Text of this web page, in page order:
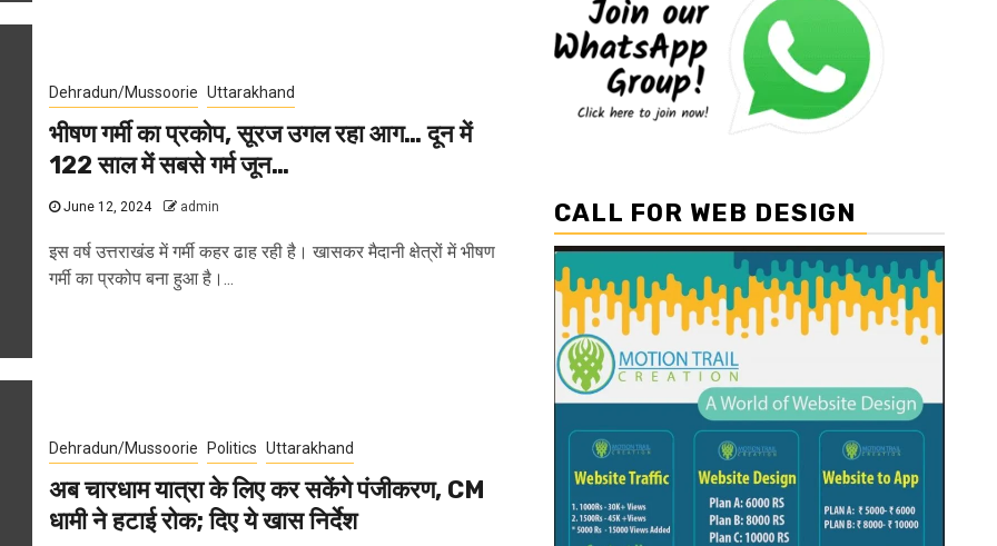
Dehradun/Mussoorie Uttarakhand
भीषण गर्मी का प्रकोप, सूरज उगल रहा आग… दून में
122 साल में सबसे गर्म जून…
June 12, 2024 admin
इस वर्ष उत्तराखंड में गर्मी कहर ढाह रही है। खासकर मैदानी क्षेत्रों में भीषण
गर्मी का प्रकोप बना हुआ है।...
Dehradun/Mussoorie Politics Uttarakhand
अब चारधाम यात्रा के लिए कर सकेंगे पंजीकरण, CM
धामी ने हटाई रोक; दिए ये खास निर्देश
CALL FOR WEB DESIGN